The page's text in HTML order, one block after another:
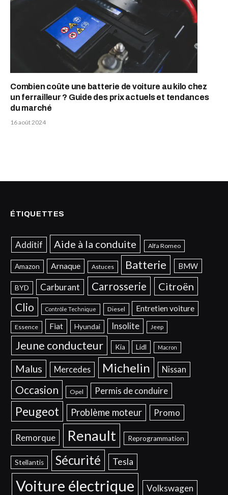
Combien coûte une batterie de voiture au kilo chez
un ferrailleur ? Guide des prix actuels et tendances
du marché
16 août 2024
ÉTIQUETTES
Additif Aide à la conduite Alfa Romeo
Amazon Arnaque Astuces Batterie BMW
BYD Carburant Carrosserie Citroën
Clio Contrôle Technique Diesel Entretien voiture
Essence Fiat Hyundai Insolite Jeep
Jeune conducteur Kia Lidl Macron
Malus Mercedes Michelin Nissan
Occasion Opel Permis de conduire
Peugeot Problème moteur Promo
Remorque Renault Reprogrammation
Stellantis Sécurité Tesla
Voiture électrique Volkswagen